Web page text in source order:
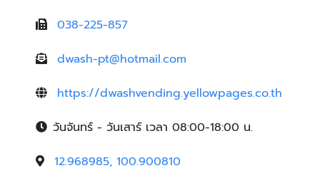
038-225-857
dwash-pt@hotmail.com
https://dwashvending.yellowpages.co.th
วันจันทร์ - วันเสาร์ เวลา 08:00-18:00 น.
12.968985, 100.900810